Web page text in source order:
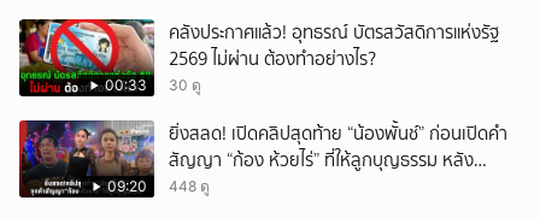
00:33
คลังประกาศแล้ว! อุทธรณ์ บัตรสวัสดิการแห่งรัฐ
2569 ไม่ผ่าน ต้องทำอย่างไร?
30 ดู
09:20
ยิ่งสลด! เปิดคลิปสุดท้าย “น้องพั้นช์” ก่อนเปิดคำ
สัญญา “ก้อง ห้วยไร่” ที่ให้ลูกบุญธรรม หลัง
ลาโลก!
448 ดู